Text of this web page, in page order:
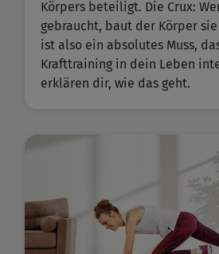
Körpers beteiligt. Die Crux:
gebraucht, baut der Körper sie
ist also ein absolutes Muss,
Krafttraining in dein Leben
erklären dir, wie das geht.